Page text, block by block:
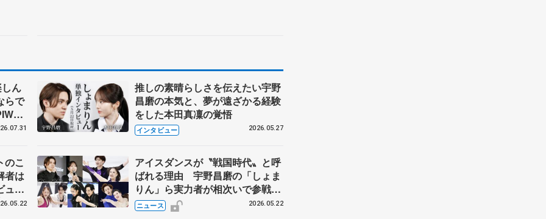
ん
らで
前
推しの素晴らしさを伝えたい宇野
昌磨の本気と、夢が遠ざかる経験
をした本田真凜の覚悟
インタビュー 2026.05.27
のこ
者は
ュー
人、
アイスダンスが〝戦国時代〟と呼
ばれる理由 宇野昌磨の「しょま
りん」ら実力者が相次いで参戦
国内の競争激化
ニュース 2026.05.22